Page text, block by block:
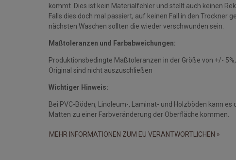
kommt. Dies ist kein Materialfehler und stellt auch keinen
Falls dies doch mal passiert, auf keinen Fall in den Trockner
nächsten Waschen sollten die wieder verschwunden sein.
Maßtoleranzen und Farbabweichungen:
Produktionsbedingte Maßtoleranzen in der Größe von +/-
Original sind nicht auszuschließen
Wichtiger Hinweis:
Bei PVC-Böden, Linoleum-, Laminat- und Holzböden kann
Matten zu einer Farbveränderung der Oberfläche kommen.
MEHR INFORMATIONEN ZUM EU VERANTWORTLICHEN »